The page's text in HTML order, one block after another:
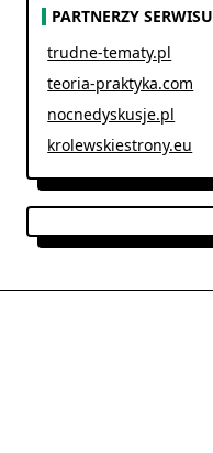
PARTNERZY SERWISU
trudne-tematy.pl
teoria-praktyka.com
nocnedyskusje.pl
krolewskiestrony.eu